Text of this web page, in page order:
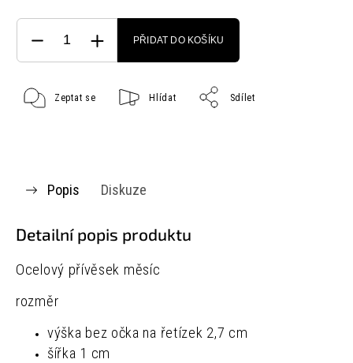
PŘIDAT DO KOŠÍKU
Zeptat se Hlídat Sdílet
Popis Diskuze
Detailní popis produktu
Ocelový přívěsek měsíc
rozměr
výška bez očka na řetízek 2,7 cm
šířka 1 cm